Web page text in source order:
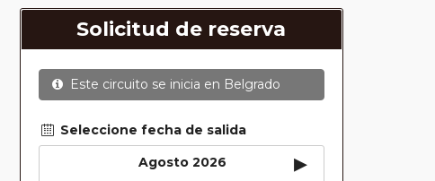
Solicitud de reserva
Este circuito se inicia en Belgrado
Seleccione fecha de salida
Agosto 2026
▸